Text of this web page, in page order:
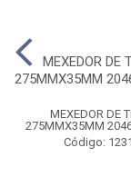
MEXEDOR DE
275MMX35MM
MEXEDOR DE
275MMX35MM
Código: